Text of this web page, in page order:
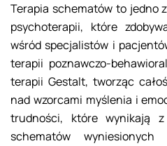
Terapia schematów to jedno
psychoterapii, które
wśród specjalistów i
terapii poznawczo-
terapii Gestalt, tworząc
nad wzorcami myślenia i
trudności, które wynikają z
schematów